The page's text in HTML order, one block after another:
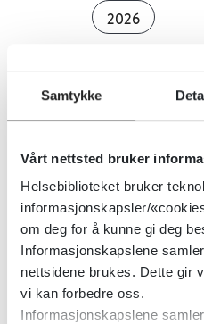
Samtykke
Vårt nettsted bruker
Helsebiblioteket bruker
informasjonskapsler/
om deg for å kunne gi deg
Informasjonskapslene
nettsidene brukes. Dette gir
vi kan forbedre oss.
Informasjonskapslene
2026
Gratis,
ernæring og
Hekta på
rus